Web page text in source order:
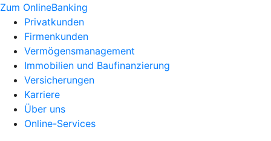
Zum OnlineBanking
Privatkunden
Firmenkunden
Vermögensmanagement
Immobilien und Baufinanzierung
Versicherungen
Karriere
Über uns
Online-Services